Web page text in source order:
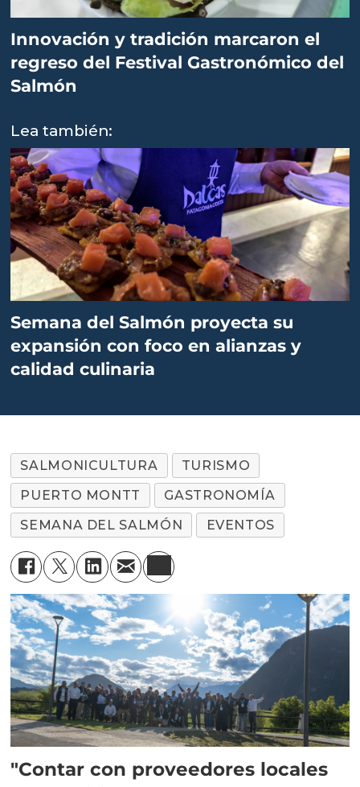
Innovación y tradición marcaron el
regreso del Festival Gastronómico del
Salmón
Lea también:
Semana del Salmón proyecta su
expansión con foco en alianzas y
calidad culinaria
SALMONICULTURA
TURISMO
PUERTO MONTT
GASTRONOMÍA
SEMANA DEL SALMÓN
EVENTOS
"Contar con proveedores locales